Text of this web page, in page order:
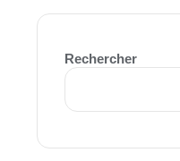
Rechercher